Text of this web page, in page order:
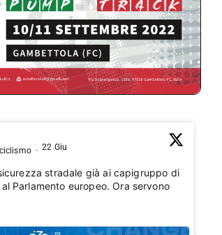
· 22 Giu
stradale già ai capigruppo di
Parlamento europeo. Ora servono